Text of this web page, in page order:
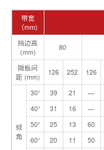
带宽
（mm)
挡边高
(mm)
80
隔板间
距 (mm)
126 252 126
倾
角
30° 39 21 —
40°
31 16 —
50°
25 13 60
60°
20 11 50